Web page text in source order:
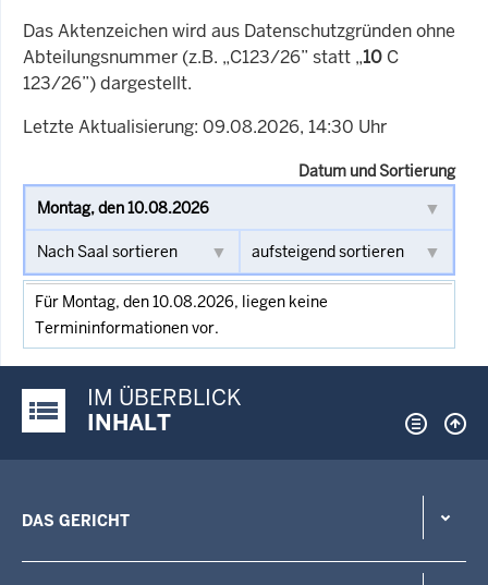
Das Aktenzeichen wird aus Datenschutzgründen ohne
Abteilungsnummer (z.B. „C123/26” statt „10 C
123/26”) dargestellt.
Letzte Aktualisierung: 09.08.2026, 14:30 Uhr
Datum und Sortierung
Für Montag, den 10.08.2026, liegen keine
Termininformationen vor.
Justiz-Portal im Überblick:
IM ÜBERBLICK
INHALT
DAS GERICHT